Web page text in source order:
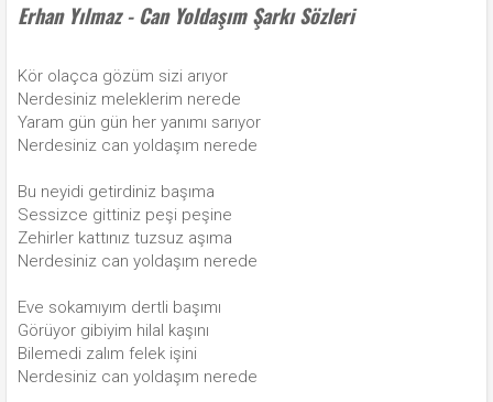
Erhan Yılmaz - Can Yoldaşım Şarkı Sözleri
Kör olaçca gözüm sizi arıyor
Nerdesiniz meleklerim nerede
Yaram gün gün her yanımı sarıyor
Nerdesiniz can yoldaşım nerede
Bu neyidi getirdiniz başıma
Sessizce gittiniz peşi peşine
Zehirler kattınız tuzsuz aşıma
Nerdesiniz can yoldaşım nerede
Eve sokamıyım dertli başımı
Görüyor gibiyim hilal kaşını
Bilemedi zalım felek işini
Nerdesiniz can yoldaşım nerede